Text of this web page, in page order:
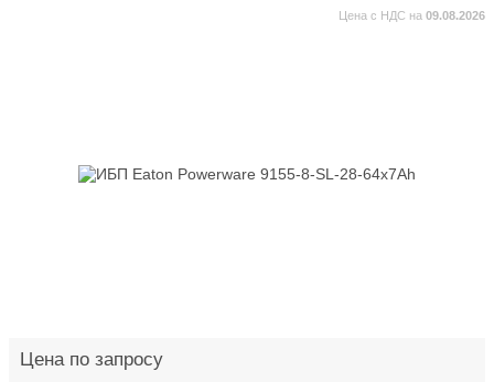
Цена с НДС на 09.08.2026
Цена по запросу